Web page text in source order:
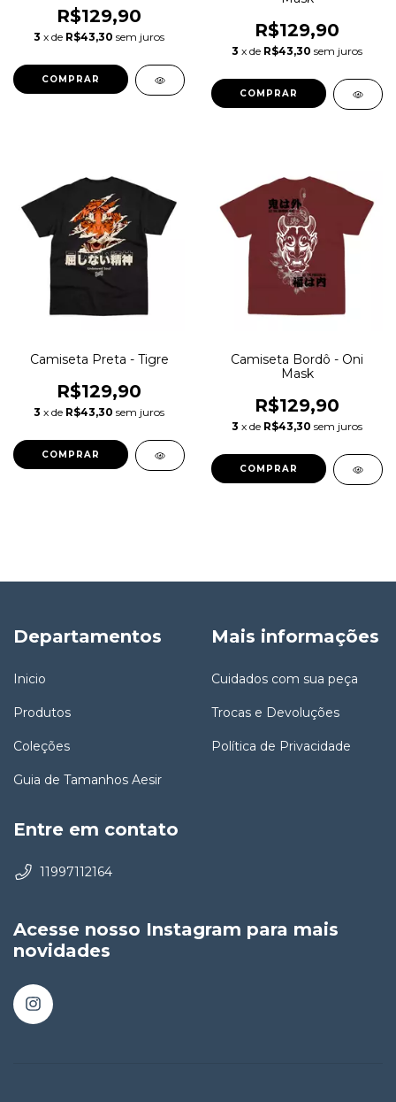
R$129,90
3 x de R$43,30 sem juros
COMPRAR
R$129,90
3 x de R$43,30 sem juros
COMPRAR
Camiseta Preta - Tigre
R$129,90
3 x de R$43,30 sem juros
COMPRAR
Camiseta Bordô - Oni
Mask
R$129,90
3 x de R$43,30 sem juros
COMPRAR
Departamentos
Inicio
Produtos
Coleções
Guia de Tamanhos Aesir
Mais informações
Cuidados com sua peça
Trocas e Devoluções
Política de Privacidade
Entre em contato
11997112164
Acesse nosso Instagram para mais
novidades